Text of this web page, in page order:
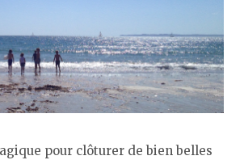
pour clôturer de bien belles